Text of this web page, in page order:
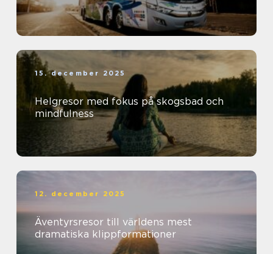
15. december 2025
Helgresor med fokus på skogsbad och
mindfulness
12. december 2025
Äventyrsresor till världens mest
dramatiska klippformationer